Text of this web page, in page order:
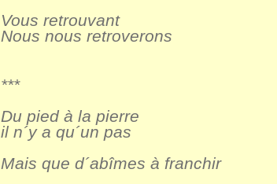
Vous retrouvant
Nous nous retroverons
***
Du pied à la pierre
il n´y a qu´un pas
Mais que d´abîmes à franchir